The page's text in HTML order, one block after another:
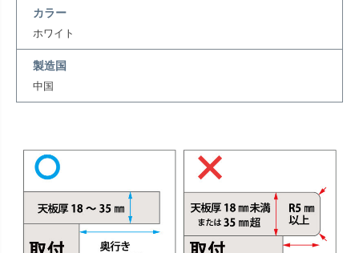
カラー
ホワイト
製造国
中国